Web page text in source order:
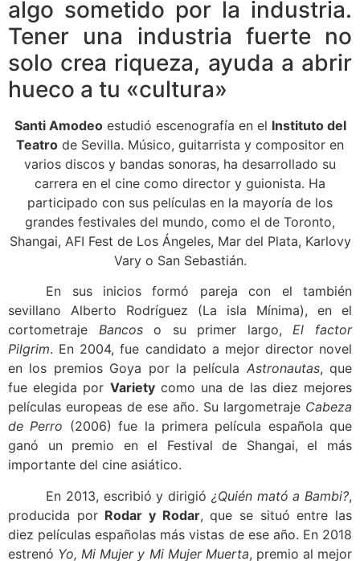
algo sometido por la industria.
Tener una industria fuerte no
solo crea riqueza, ayuda a abrir
hueco a tu «cultura»
Santi Amodeoestudió escenografía en el Instituto del
Teatro de Sevilla. Músico, guitarrista y compositor en
varios discos y bandas sonoras, ha desarrollado su
carrera en el cine como director y guionista. Ha
participado con sus películas en la mayoría de los
grandes festivales del mundo, como el de Toronto,
Shangai, AFI Fest de Los Ángeles, Mar del Plata, Karlovy
Vary o San Sebastián.
En sus inicios formó pareja con el también
sevillano Alberto Rodríguez (La isla Mínima), en el
cortometraje Bancoso su primer largo,El factor
Pilgrim. En 2004, fue candidato a mejor director novel
en los premios Goya por la película Astronautas, que
fue elegida por Varietycomo una de las diez mejores
películas europeas de ese año. Su largometraje Cabeza
de Perro (2006) fue la primera película española que
ganó un premio en el Festival de Shangai, el más
importante del cine asiático.
En 2013, escribió y dirigió ¿Quién mató a Bambi?,
producida por Rodar y Rodar, que se situó entre las
diez películas españolas más vistas de ese año. En 2018
estrenó Yo, Mi Mujer y Mi Mujer Muerta, premio al mejor